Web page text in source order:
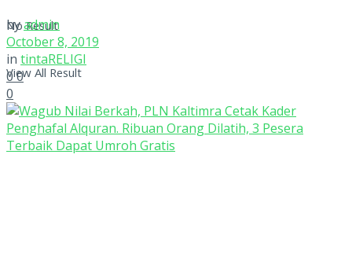
No Result
View All Result
byadmin
October 8, 2019
in tintaRELIGI
00
0